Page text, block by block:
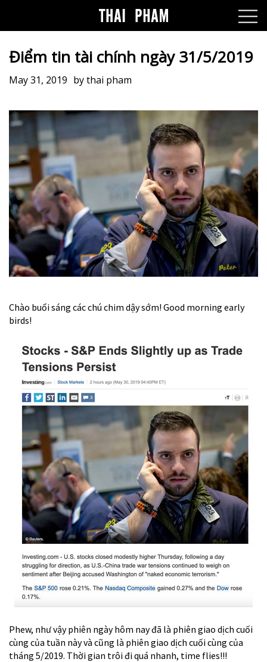
Điểm tin tài chính ngày 31/5/2019
May 31, 2019 bythai pham
Chào buổi sáng các chú chim dậy sớm! Good morning early
birds!
Phew, như vậy phiên ngày hôm nay đã là phiên giao dịch cuối
cùng của tuần này và cũng là phiên giao dịch cuối cùng của
tháng 5/2019. Thời gian trôi đi quá nhanh, time flies!!!